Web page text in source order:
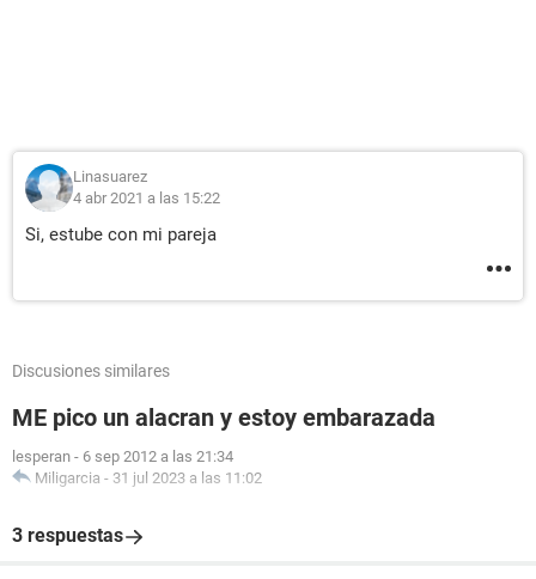
Linasuarez
4 abr 2021 a las 15:22
Si, estube con mi pareja
Discusiones similares
ME pico un alacran y estoy embarazada
lesperan - 6 sep 2012 a las 21:34
Miligarcia - 31 jul 2023 a las 11:02
3 respuestas